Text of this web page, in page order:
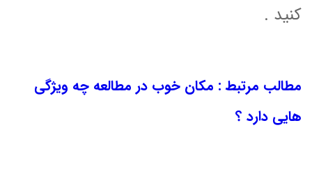
کنید .
مطالب مرتبط : مکان خوب در مطالعه چه ویژگی
هایی دارد ؟